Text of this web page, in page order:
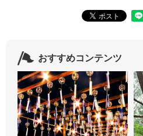
おすすめコンテンツ